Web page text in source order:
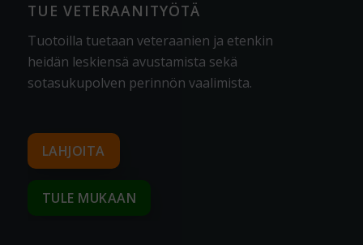
TUE VETERAANITYÖTÄ
Tuotoilla tuetaan veteraanien ja etenkin
heidän leskiensä avustamista sekä
sotasukupolven perinnön vaalimista.
LAHJOITA
TULE MUKAAN